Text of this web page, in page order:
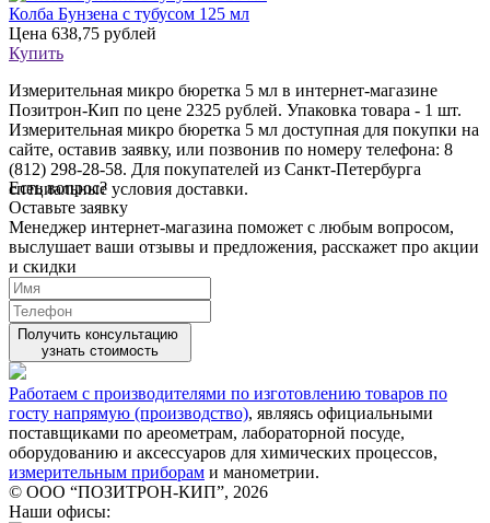
Колба Бунзена с тубусом 125 мл
Цена 638,75 рублей
Купить
Измерительная микро бюретка 5 мл в интернет-магазине
Позитрон-Кип по цене 2325 рублей. Упаковка товара - 1 шт.
Измерительная микро бюретка 5 мл доступная для покупки на
сайте, оставив заявку, или позвонив по номеру телефона: 8
(812) 298-28-58. Для покупателей из Санкт-Петербурга
специальные условия доставки.
Есть вопрос?
Оставьте заявку
Менеджер интернет-магазина поможет с любым вопросом,
выслушает ваши отзывы и предложения, расскажет про акции
и скидки
Получить консультацию
узнать стоимость
Работаем с производителями по изготовлению товаров по
госту напрямую (производство), являясь официальными
поставщиками по ареометрам, лабораторной посуде,
оборудованию и аксессуаров для химических процессов,
измерительным приборам и манометрии.
© ООО “ПОЗИТРОН-КИП”, 2026
Наши офисы: